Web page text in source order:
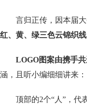
言归正传，因本届
红、黄、绿三色云锦织
LOGO图案由携手
涵，且听小编细细讲来：
顶部的2个“人”，代